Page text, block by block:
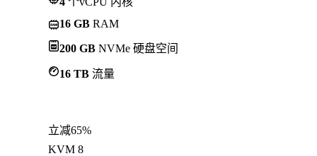
16 GB RAM
200 GB NVMe 硬盘空间
16 TB 流量
立减65%
KVM 8